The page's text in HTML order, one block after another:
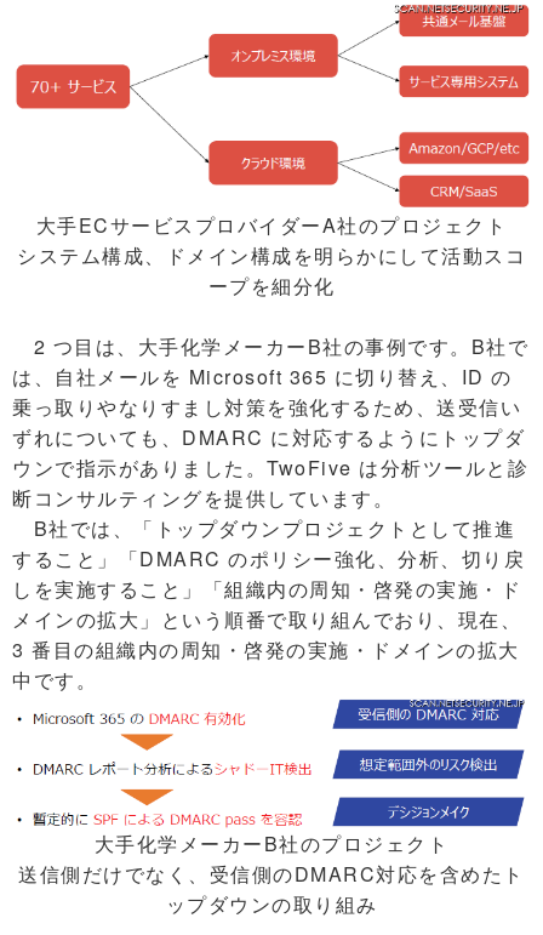
大手ECサービスプロバイダーA社のプロジェクト
システム構成、ドメイン構成を明らかにして活動スコ
ープを細分化
2 つ目は、大手化学メーカーB社の事例です。B社で
は、自社メールを Microsoft 365 に切り替え、ID の
乗っ取りやなりすまし対策を強化するため、送受信い
ずれについても、DMARC に対応するようにトップダ
ウンで指示がありました。TwoFive は分析ツールと診
断コンサルティングを提供しています。
B社では、「トップダウンプロジェクトとして推進
すること」「DMARC のポリシー強化、分析、切り戻
しを実施すること」「組織内の周知・啓発の実施・ド
メインの拡大」という順番で取り組んでおり、現在、
3 番目の組織内の周知・啓発の実施・ドメインの拡大
中です。
大手化学メーカーB社のプロジェクト
送信側だけでなく、受信側のDMARC対応を含めたト
ップダウンの取り組み